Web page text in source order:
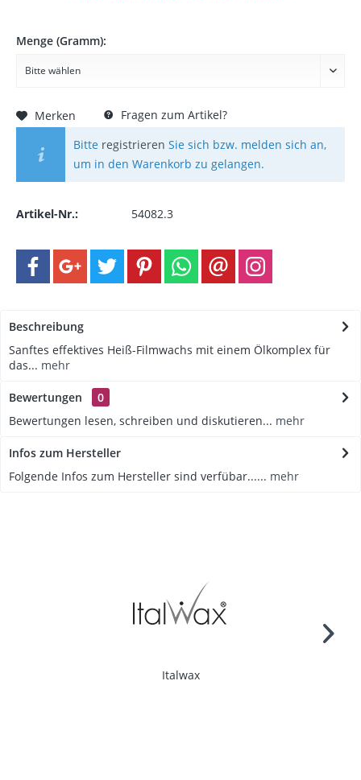
Menge (Gramm):
Merken
Fragen zum Artikel?
Bitte registrieren Sie sich bzw. melden sich an,
um in den Warenkorb zu gelangen.
Artikel-Nr.: 54082.3
Beschreibung
Sanftes effektives Heiß-Filmwachs mit einem Ölkomplex für
das... mehr
Bewertungen
0
Bewertungen lesen, schreiben und diskutieren... mehr
Infos zum Hersteller
Folgende Infos zum Hersteller sind verfübar...... mehr
Italwax